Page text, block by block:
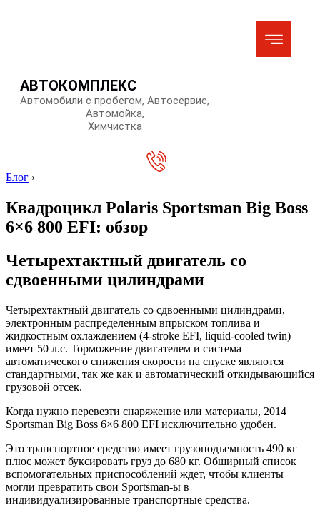
АВТОКОМПЛЕКС
Автомобили с пробегом, Автосервис,
Автомойка,
Химчистка
Блог ›
Квадроцикл Polaris Sportsman Big Boss
6×6 800 EFI: обзор
Четырехтактный двигатель со
сдвоенными цилиндрами
Четырехтактный двигатель со сдвоенными цилиндрами,
электронным распределенным впрыском топлива и
жидкостным охлаждением (4-stroke EFI, liquid-cooled twin)
имеет 50 л.с. Торможение двигателем и система
автоматического снижения скорости на спуске являются
стандартными, так же как и автоматический откидывающийся
грузовой отсек.
Когда нужно перевезти снаряжение или материалы, 2014
Sportsman Big Boss 6×6 800 EFI исключительно удобен.
Это транспортное средство имеет грузоподъемность 490 кг
плюс может буксировать груз до 680 кг. Обширный список
вспомогательных приспособлений ждет, чтобы клиенты
могли превратить свои Sportsman-ы в
индивидуализированные транспортные средства.